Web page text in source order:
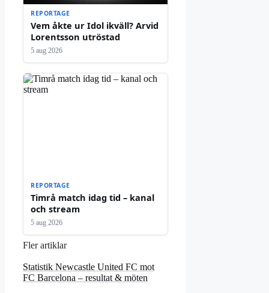
REPORTAGE
Vem åkte ur Idol ikväll? Arvid
Lorentsson utröstad
5 aug 2026
REPORTAGE
Timrå match idag tid – kanal
och stream
5 aug 2026
Fler artiklar
Statistik Newcastle United FC mot
FC Barcelona – resultat & möten